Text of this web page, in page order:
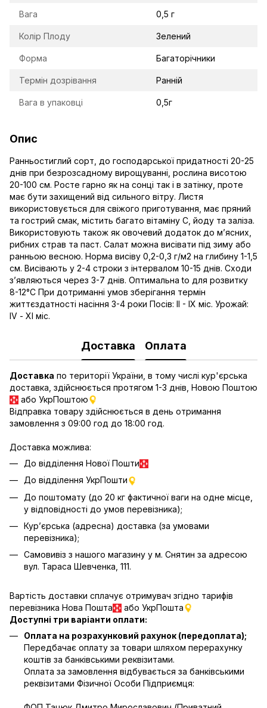
Вага 0,5 г
Колір Плоду Зелений
Форма Багаторічники
Термін дозрівання Ранній
Вага в упаковці 0,5г
Опис
Ранньостиглий сорт, до господарської придатності 20-25
днів при безрозсадному вирощуванні, рослина висотою
20-100 см. Росте гарно як на сонці так і в затінку, проте
має бути захищений від сильного вітру. Листя
використовується для свіжого приготування, має пряний
та гострий смак, містить багато вітаміну С, йоду та заліза.
Використовують також як овочевий додаток до м’ясних,
рибних страв та паст. Салат можна висівати під зиму або
ранньою весною. Норма висіву 0,2-0,3 г/м2 на глибину 1-1,5
см. Висівають у 2-4 строки з інтервалом 10-15 днів. Сходи
з’являються через 3-7 днів. Оптимальна tо для розвитку
8-12°С При дотриманні умов зберігання термін
життєздатності насіння 3-4 роки Посів: II - IХ міс. Урожай:
IV - ХI міс.
Доставка Оплата
Доставка по території України, в тому числі кур'єрська
доставка, здійснюється протягом 1-3 днів, Новою Поштою
або УкрПоштою
Відправка товару здійснюється в день отримання
замовлення з 09:00 год до 18:00 год.
Доставка можлива:
До відділення Нової Пошти
До відділення УкрПошти
До поштомату (до 20 кг фактичної ваги на одне місце,
у відповідності до умов перевізника);
Кур’єрська (адресна) доставка (за умовами
перевізника);
Самовивіз з нашого магазину у м. Снятин за адресою
вул. Тараса Шевченка, 111.
Вартість доставки сплачує отримувач згідно тарифів
перевізника Нова Пошта
або УкрПошта
Доступні три варіанти оплати:
Оплата на розрахунковий рахунок (передоплата);
Передбачає оплату за товари шляхом перерахунку
коштів за банківськими реквізитами.
Оплата за замовлення відбувається за банківськими
реквізитами Фізичної Особи Підприємця: